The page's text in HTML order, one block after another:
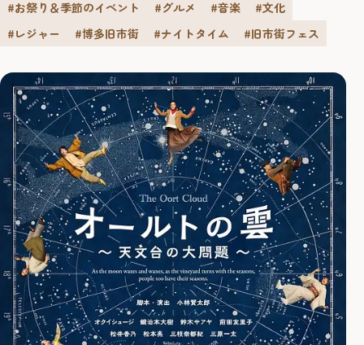
#お祭り＆季節のイベント #グルメ #音楽
#文化
#レジャー
#博多旧市街 #ナイトタイム #旧市街フェス